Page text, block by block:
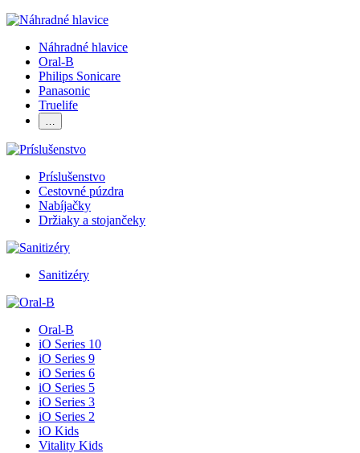
Náhradné hlavice
Oral-B
Philips Sonicare
Panasonic
Truelife
…
Príslušenstvo
Cestovné púzdra
Nabíjačky
Držiaky a stojančeky
Sanitizéry
Oral-B
iO Series 10
iO Series 9
iO Series 6
iO Series 5
iO Series 3
iO Series 2
iO Kids
Vitality Kids